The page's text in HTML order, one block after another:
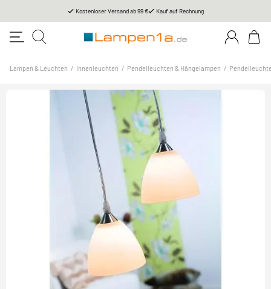
Kostenloser Versand ab 99 € Kauf auf Rechnung
Lampen & Leuchten / Innenleuchten / Pendelleuchten & Hängelampen /